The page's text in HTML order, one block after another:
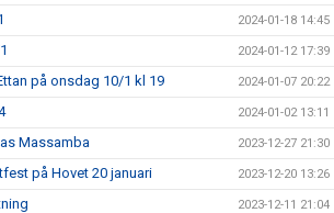
2024-01-18 14:45
2024-01-12 17:39
på onsdag 10/1 kl 19 2024-01-07 20:22
2024-01-02 13:11
Massamba 2023-12-27 21:30
på Hovet 20 januari 2023-12-20 13:26
2023-12-11 21:04